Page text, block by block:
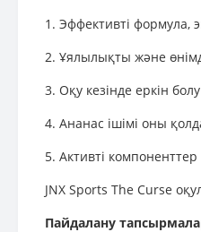
1. Эффективті формула,
2. Ұялылықты және
3. Оқу кезінде еркін
4. Ананас ішімі оны
5. Активті
JNX Sports The Curse
Пайдалану